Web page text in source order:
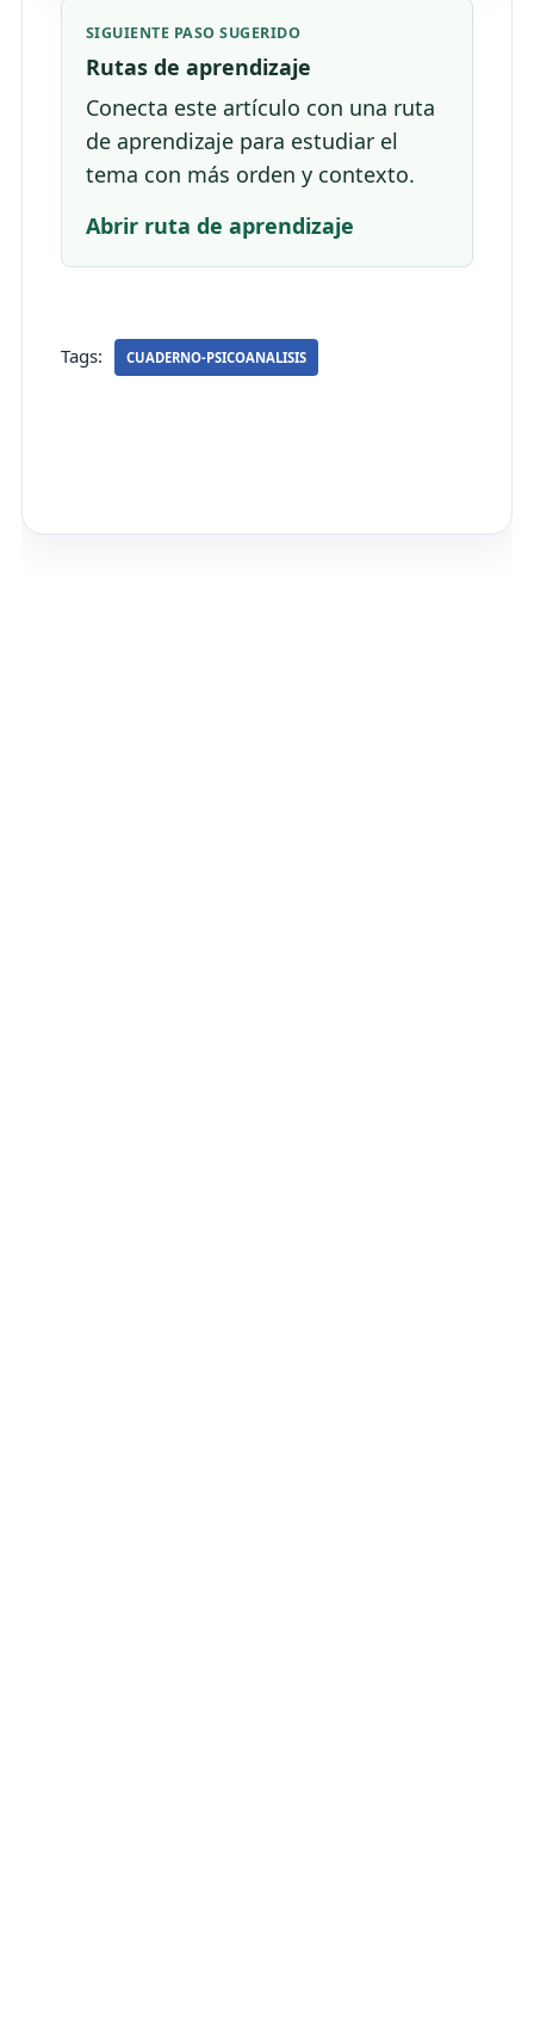
SIGUIENTE PASO SUGERIDO
Rutas de aprendizaje
Conecta este artículo con una ruta
de aprendizaje para estudiar el
tema con más orden y contexto.
Abrir ruta de aprendizaje
Tags: CUADERNO-PSICOANALISIS